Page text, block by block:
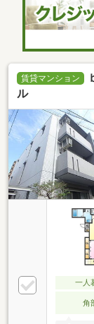
賃貸マンション
ル
一人
角